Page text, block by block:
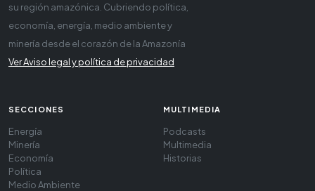
su región amazónica. Cubriendo política,
economía, energía, medio ambiente y
minería desde el corazón de la Amazonía
Ver Aviso legal y política de privacidad
SECCIONES
Energía
Minería
Economía
Política
Medio Ambiente
MULTIMEDIA
Podcasts
Multimedia
Historias